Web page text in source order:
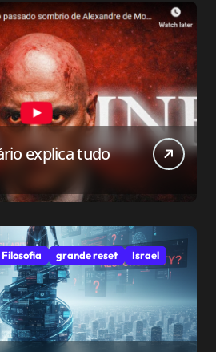
explica tudo
Filosofia grande reset
Israel